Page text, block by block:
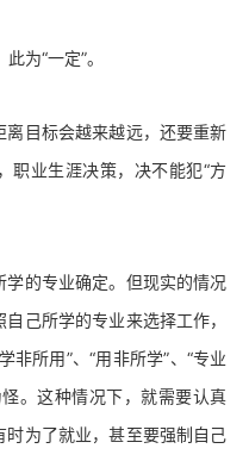
为“一定”。
目标会越来越远，还要重新
职业生涯决策，决不能犯“方
的专业确定。但现实的情况
己所学的专业来选择工作，
非所用”、“用非所学”、“专业
。这种情况下，就需要认真
为了就业，甚至要强制自己